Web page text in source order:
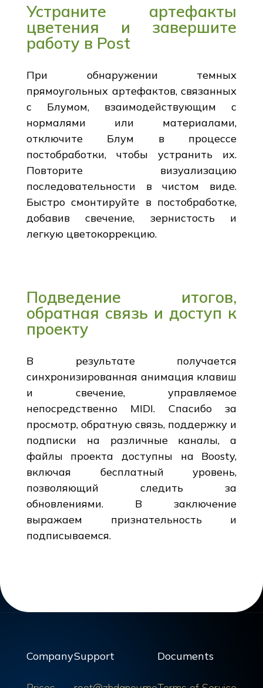
Устраните артефакты
цветения и завершите
работу в Post
При обнаружении темных
прямоугольных артефактов, связанных
с Блумом, взаимодействующим с
нормалями или материалами,
отключите Блум в процессе
постобработки, чтобы устранить их.
Повторите визуализацию
последовательности в чистом виде.
Быстро смонтируйте в постобработке,
добавив свечение, зернистость и
легкую цветокоррекцию.
Подведение итогов,
обратная связь и доступ к
проекту
В результате получается
синхронизированная анимация клавиш
и свечение, управляемое
непосредственно MIDI. Спасибо за
просмотр, обратную связь, поддержку и
подписки на различные каналы, а
файлы проекта доступны на Boosty,
включая бесплатный уровень,
позволяющий следить за
обновлениями. В заключение
выражаем признательность и
подписываемся.
CompanySupport Documents